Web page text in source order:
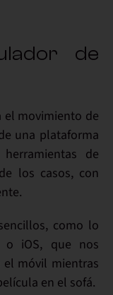
de
el movimiento de
una plataforma
herramientas de
los casos, con
como lo
o iOS, que nos
el móvil mientras
en el sofá.